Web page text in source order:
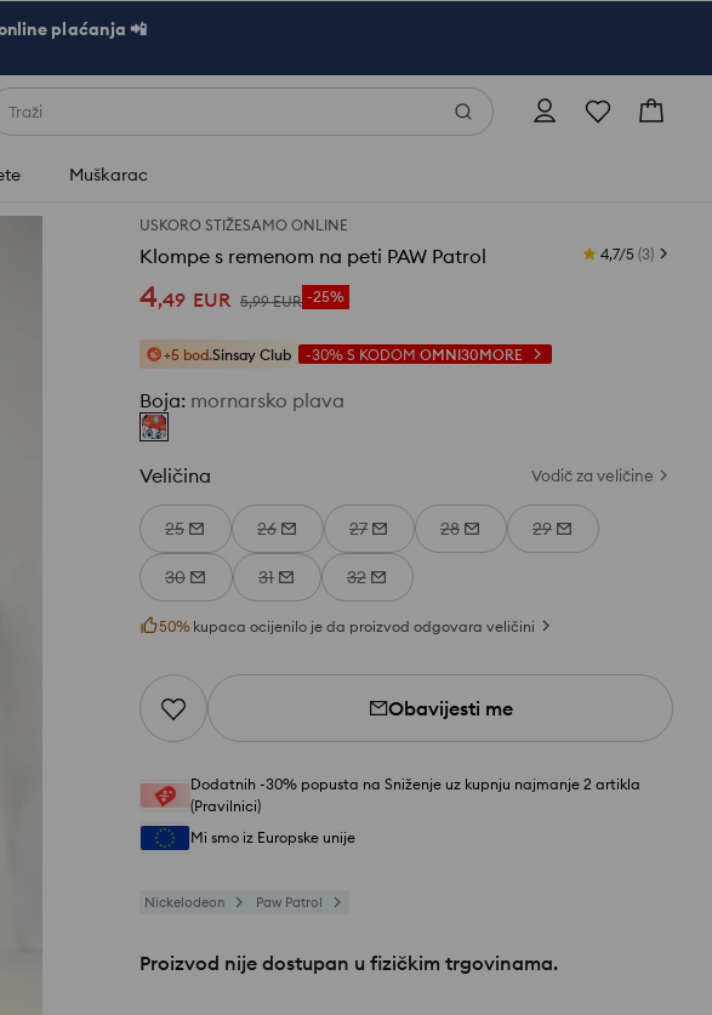
plaćanja 📲
Traži
Muškarac
USKORO STIŽESAMO ONLINE
Klompe s remenom na peti PAW Patrol 4,7/5 (3)
4,49 EUR 5,99 EUR -25%
+5 bod.Sinsay Club -30% S KODOM OMNI30MORE
Boja: mornarsko plava
Veličina Vodič za veličine
25 26 27 28 29
30 31 32
50% kupaca ocijenilo je da proizvod odgovara veličini
Obavijesti me
Dodatnih -30% popusta na Sniženje uz kupnju najmanje 2 artikla
(Pravilnici)
Mi smo iz Europske unije
Nickelodeon Paw Patrol
Proizvod nije dostupan u fizičkim trgovinama.